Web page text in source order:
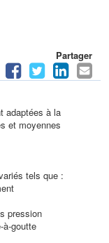
Partager
adaptées à la
et moyennes
tels que :
pression
à-goutte